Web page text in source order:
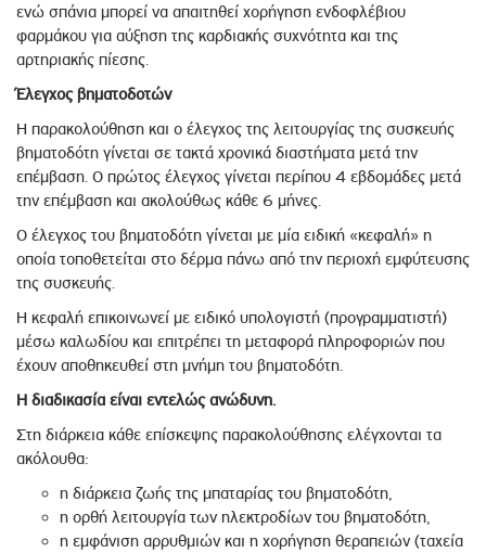
ενώ σπάνια μπορεί να απαιτηθεί χορήγηση ενδοφλέβιου
φαρμάκου για αύξηση της καρδιακής συχνότητα και της
αρτηριακής πίεσης.
Έλεγχος βηματοδοτών
Η παρακολούθηση και ο έλεγχος της λειτουργίας της συσκευής
βηματοδότη γίνεται σε τακτά χρονικά διαστήματα μετά την
επέμβαση. Ο πρώτος έλεγχος γίνεται περίπου 4 εβδομάδες μετά
την επέμβαση και ακολούθως κάθε 6 μήνες.
Ο έλεγχος του βηματοδότη γίνεται με μία ειδική «κεφαλή» η
οποία τοποθετείται στο δέρμα πάνω από την περιοχή εμφύτευσης
της συσκευής.
Η κεφαλή επικοινωνεί με ειδικό υπολογιστή (προγραμματιστή)
μέσω καλωδίου και επιτρέπει τη μεταφορά πληροφοριών που
έχουν αποθηκευθεί στη μνήμη του βηματοδότη.
Η διαδικασία είναι εντελώς ανώδυνη.
Στη διάρκεια κάθε επίσκεψης παρακολούθησης ελέγχονται τα
ακόλουθα:
η διάρκεια ζωής της μπαταρίας του βηματοδότη,
η ορθή λειτουργία των ηλεκτροδίων του βηματοδότη,
η εμφάνιση αρρυθμιών και η χορήγηση θεραπειών (ταχεία